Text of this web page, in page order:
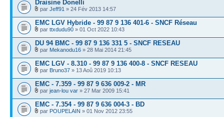
Draisine Donelli
par Jeff91 » 24 Fév 2013 14:57
EMC LGV Hybride - 99 87 9 136 401-6 - SNCF Réseau
par ttxdudu90 » 01 Oct 2022 10:43
DU 94 BMC - 99 87 9 136 331 5 - SNCF RESEAU
par Mekanodu16 » 28 Mai 2014 21:45
EMC LGV - 8.310 - 99 87 9 136 400-8 - SNCF RESEAU
par Bruno37 » 13 Aoû 2019 10:13
EMC - 7.359 - 99 87 9 636 009-2 - MR
par jean-lou var » 27 Mar 2009 15:41
EMC - 7.354 - 99 87 9 636 004-3 - BD
par POUPELAIN » 01 Nov 2012 23:55